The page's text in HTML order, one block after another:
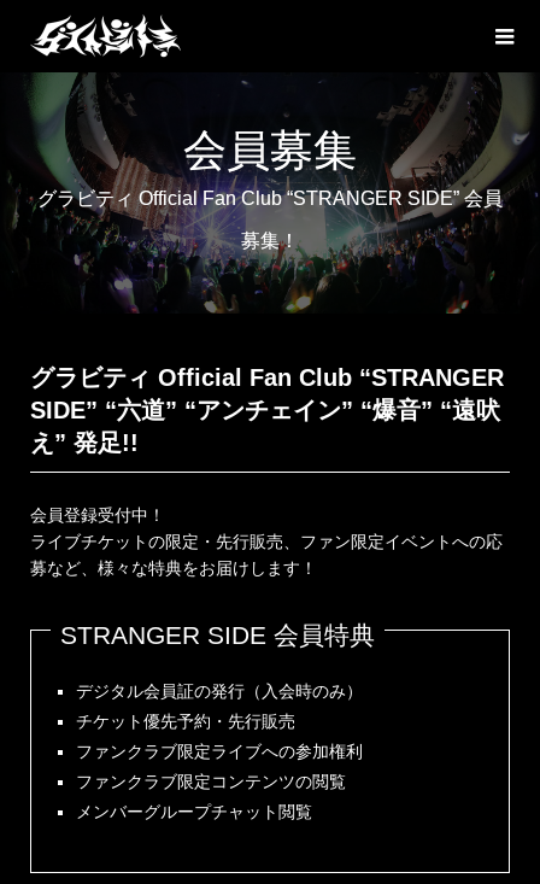
会員募集
グラビティ Official Fan Club “STRANGER SIDE” 会員
募集！
グラビティ Official Fan Club “STRANGER
SIDE” “六道” “アンチェイン” “爆音” “遠吠
え” 発足!!
会員登録受付中！
ライブチケットの限定・先行販売、ファン限定イベントへの応
募など、様々な特典をお届けします！
STRANGER SIDE 会員特典
デジタル会員証の発行（入会時のみ）
チケット優先予約・先行販売
ファンクラブ限定ライブへの参加権利
ファンクラブ限定コンテンツの閲覧
メンバーグループチャット閲覧